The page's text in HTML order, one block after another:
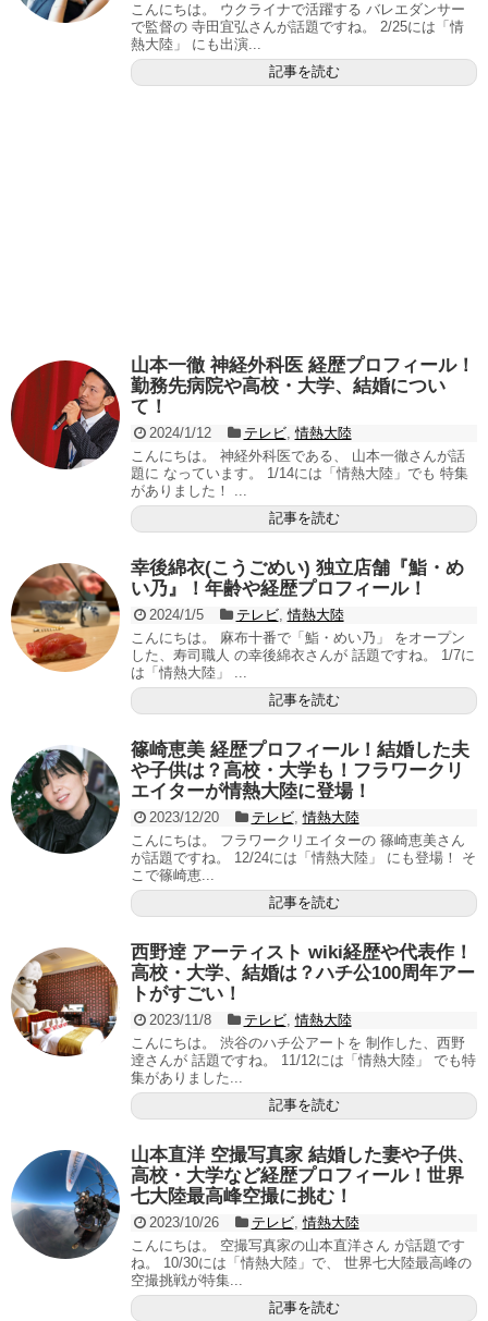
こんにちは。 ウクライナで活躍する バレエダンサー
で監督の 寺田宜弘さんが話題ですね。 2/25には「情
熱大陸」 にも出演...
記事を読む
山本一徹 神経外科医 経歴プロフィール！
勤務先病院や高校・大学、結婚につい
て！
2024/1/12 テレビ,情熱大陸
こんにちは。 神経外科医である、 山本一徹さんが話
題に なっています。 1/14には「情熱大陸」でも 特集
がありました！ ...
記事を読む
幸後綿衣(こうごめい) 独立店舗『鮨・め
い乃』！年齢や経歴プロフィール！
2024/1/5 テレビ,情熱大陸
こんにちは。 麻布十番で「鮨・めい乃」 をオープン
した、寿司職人 の幸後綿衣さんが 話題ですね。 1/7に
は「情熱大陸」 ...
記事を読む
篠崎恵美 経歴プロフィール！結婚した夫
や子供は？高校・大学も！フラワークリ
エイターが情熱大陸に登場！
2023/12/20 テレビ,情熱大陸
こんにちは。 フラワークリエイターの 篠崎恵美さん
が話題ですね。 12/24には「情熱大陸」 にも登場！ そ
こで篠崎恵...
記事を読む
西野逹 アーティスト wiki経歴や代表作！
高校・大学、結婚は？ハチ公100周年アー
トがすごい！
2023/11/8 テレビ,情熱大陸
こんにちは。 渋谷のハチ公アートを 制作した、西野
逹さんが 話題ですね。 11/12には「情熱大陸」 でも特
集がありました...
記事を読む
山本直洋 空撮写真家 結婚した妻や子供、
高校・大学など経歴プロフィール！世界
七大陸最高峰空撮に挑む！
2023/10/26 テレビ,情熱大陸
こんにちは。 空撮写真家の山本直洋さん が話題です
ね。 10/30には「情熱大陸」で、 世界七大陸最高峰の
空撮挑戦が特集...
記事を読む